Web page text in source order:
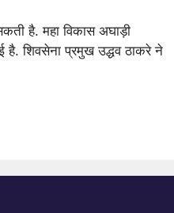
है. महा विकास अघाड़ी
है. शिवसेना प्रमुख उद्धव ठाकरे ने